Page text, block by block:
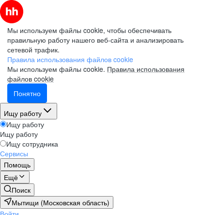
Мы используем файлы cookie, чтобы обеспечивать
правильную работу нашего веб-сайта и анализировать
сетевой трафик.
Правила использования файлов cookie
Мы используем файлы cookie. Правила использования
файлов cookie
Понятно
Ищу работу
Ищу работу
Ищу работу
Ищу сотрудника
Сервисы
Помощь
Ещё
Поиск
Мытищи (Московская область)